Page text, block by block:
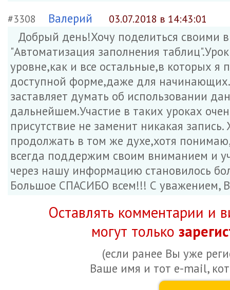
#3308 Валерий 03.07.2018 в 14:43:01
Добрый день!Хочу поделиться своими
"Автоматизация заполнения
уровне,как и все остальные,в которых
доступной форме,даже для
заставляет думать об использовании
дальнейшем.Участие в таких уроках
присутствие не заменит никакая
продолжать в том же духе,хотя
всегда поддержим своим вниманием и
через нашу информацию становилось
Большое СПАСИБО всем!!! С уважением,
Оставлять комментарии и
могут только
(если ранее Вы уже
Ваше имя и тот e-mail,